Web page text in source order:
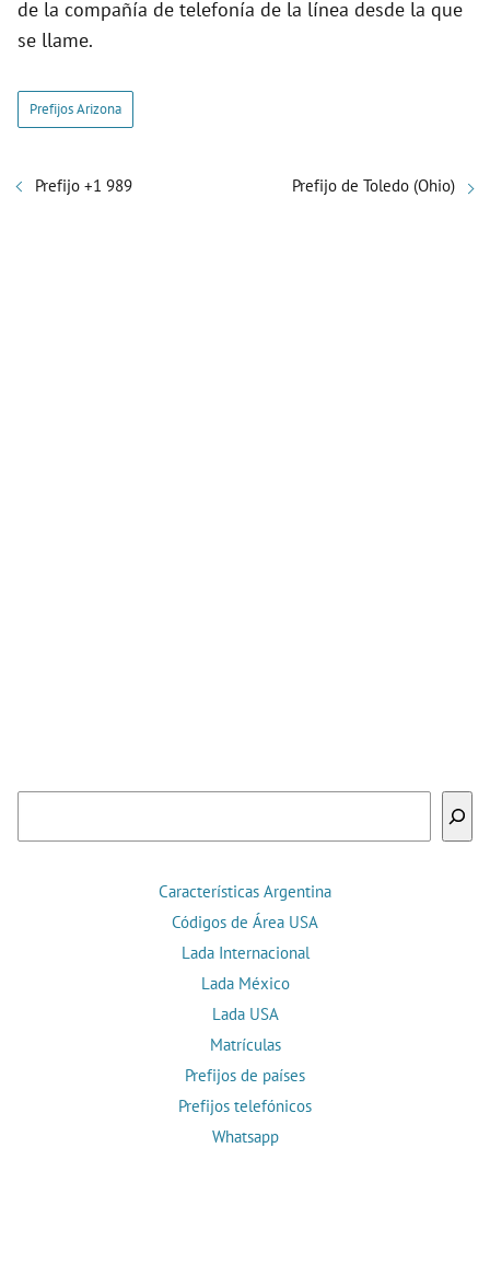
de la compañía de telefonía de la línea desde la que
se llame.
Prefijos Arizona
Prefijo +1 989 Prefijo de Toledo (Ohio)
Características Argentina
Códigos de Área USA
Lada Internacional
Lada México
Lada USA
Matrículas
Prefijos de países
Prefijos telefónicos
Whatsapp